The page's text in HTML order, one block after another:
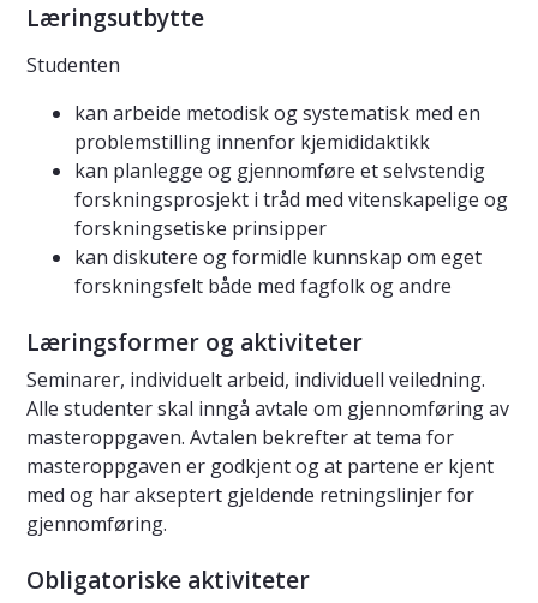
Læringsutbytte
Studenten
kan arbeide metodisk og systematisk med en
problemstilling innenfor kjemididaktikk
kan planlegge og gjennomføre et selvstendig
forskningsprosjekt i tråd med vitenskapelige og
forskningsetiske prinsipper
kan diskutere og formidle kunnskap om eget
forskningsfelt både med fagfolk og andre
Læringsformer og aktiviteter
Seminarer, individuelt arbeid, individuell veiledning.
Alle studenter skal inngå avtale om gjennomføring av
masteroppgaven. Avtalen bekrefter at tema for
masteroppgaven er godkjent og at partene er kjent
med og har akseptert gjeldende retningslinjer for
gjennomføring.
Obligatoriske aktiviteter